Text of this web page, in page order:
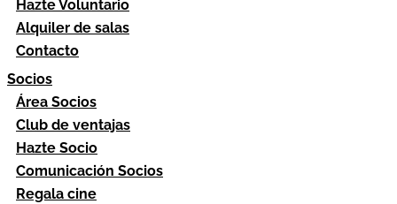
Hazte Voluntario
Alquiler de salas
Contacto
Socios
Área Socios
Club de ventajas
Hazte Socio
Comunicación Socios
Regala cine